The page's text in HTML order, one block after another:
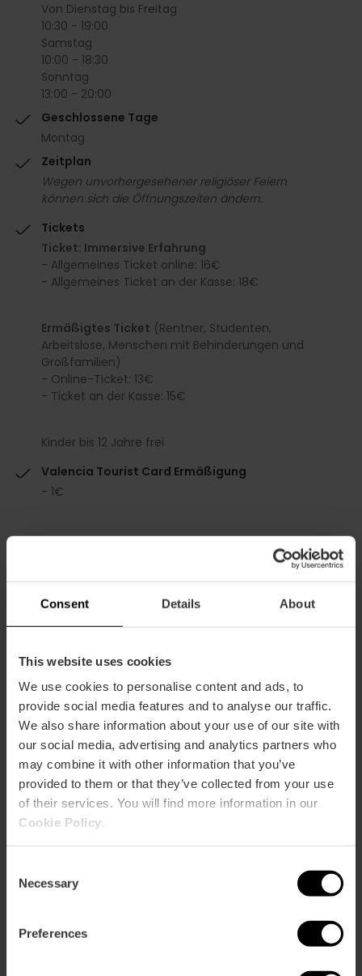
Consent Details About
This website uses cookies
We use cookies to personalise content and ads, to
provide social media features and to analyse our traffic.
We also share information about your use of our site with
our social media, advertising and analytics partners who
may combine it with other information that you’ve
provided to them or that they’ve collected from your use
of their services. You will find more information in our
Cookie Policy
Selection
Necessary
Preferences
Von Dienstag bis Freitag
10:30 - 19:00
Samstag
10:00 - 18:30
Sonntag
13:00 - 20:00
Geschlossene Tage
Montag
Zeitplan
Wegen unvorhergesehener religiöser Feiern
können sich die Öffnungszeiten ändern.
Tickets
Ticket: Immersive Erfahrung
- Allgemeines Ticket online: 16€
- Allgemeines Ticket an der Kasse: 18€
Ermäßigtes Ticket (Rentner, Studenten,
Arbeitslose, Menschen mit Behinderungen und
Großfamilien)
- Online-Ticket: 13€
- Ticket an der Kasse: 15€
Kinder bis 12 Jahre frei
Valencia Tourist Card Ermäßigung
- 1€
Wie komme ich an?
Bus
7,27,73
Carrer dels Cavallers, 35, Valencia, España